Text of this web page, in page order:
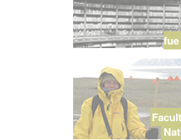
fue